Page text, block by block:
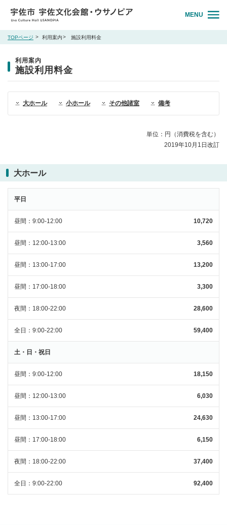
MENU
TOPページ 利用案内 施設利用料金
利用案内
施設利用料金
大ホール 小ホール その他諸室 備考
単位：円（消費税を含む）
2019年10月1日改訂
大ホール
平日
昼間 9:00-12:00 10,720
昼間 12:00-13:00 3,560
昼間 13:00-17:00 13,200
昼間 17:00-18:00 3,300
夜間 18:00-22:00 28,600
全日 9:00-22:00 59,400
土・日・祝日
昼間 9:00-12:00 18,150
昼間 12:00-13:00 6,030
昼間 13:00-17:00 24,630
昼間 17:00-18:00 6,150
夜間 18:00-22:00 37,400
全日 9:00-22:00 92,400